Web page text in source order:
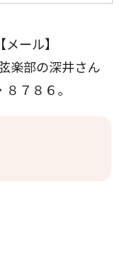
ール】
楽部の深井さん
７８６。